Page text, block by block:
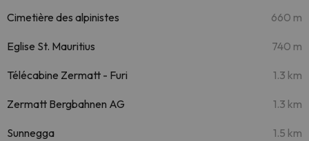
Cimetière des alpinistes 660 m
Eglise St. Mauritius 740 m
Télécabine Zermatt - Furi 1.3 km
Zermatt Bergbahnen AG 1.3 km
Sunnegga 1.5 km